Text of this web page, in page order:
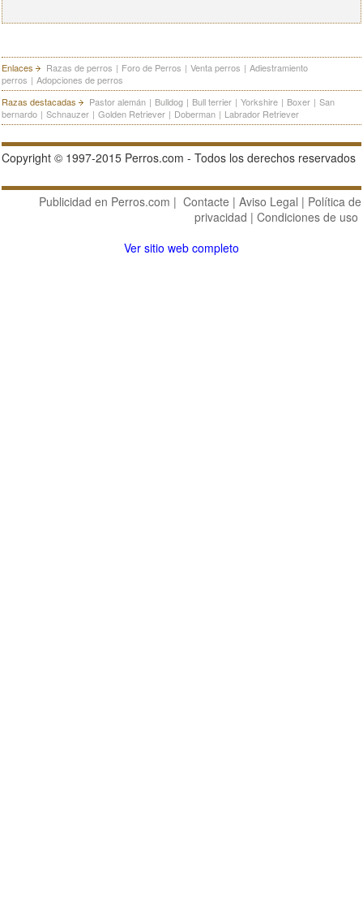
Enlaces Razas de perros | Foro de Perros | Venta perros | Adiestramiento
perros | Adopciones de perros
Razas destacadas
Pastor alemán | Bulldog | Bull terrier | Yorkshire | Boxer | San
bernardo | Schnauzer | Golden Retriever | Doberman | Labrador Retriever
Copyright © 1997-2015 Perros.com - Todos los derechos reservados
Publicidad en Perros.com | Contacte | Aviso Legal | Política de
privacidad | Condiciones de uso
Ver sitio web completo